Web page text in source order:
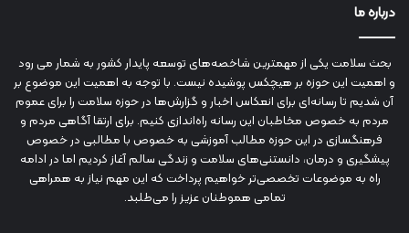
درباره ما
بحث سلامت یکی از مهمترین شاخصه‌های توسعه پایدار کشور به شمار می رود
و اهمیت این حوزه بر هیچکس پوشیده نیست. با توجه به اهمیت این موضوع بر
آن شدیم تا رسانه‌ای برای انعکاس اخبار و گزارش‌ها در حوزه سلامت را برای عموم
مردم به خصوص مخاطبان این رسانه راه‌اندازی کنیم. برای ارتقا آگاهی مردم و
فرهنگسازی در این حوزه مطالب آموزشی به خصوص با مطالبی در خصوص
پیشگیری و درمان، دانستنی‌های سلامت و زندگی سالم آغاز کردیم اما در ادامه
راه به موضوعات تخصصی‌تر خواهیم پرداخت که این مهم نیاز به همراهی
تمامی هموطنان عزیز را می‌طلبد.